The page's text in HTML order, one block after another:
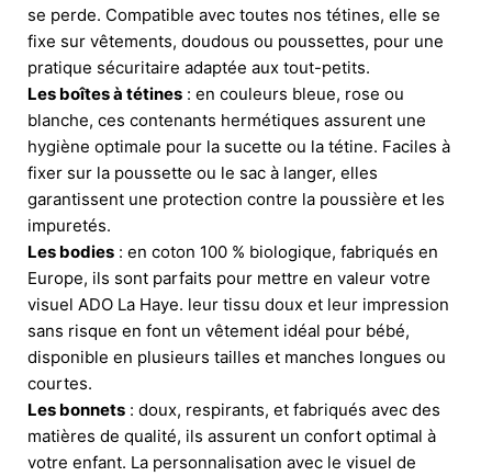
se perde. Compatible avec toutes nos tétines, elle se
fixe sur vêtements, doudous ou poussettes, pour une
pratique sécuritaire adaptée aux tout-petits.
Les boîtes à tétines : en couleurs bleue, rose ou
blanche, ces contenants hermétiques assurent une
hygiène optimale pour la sucette ou la tétine. Faciles à
fixer sur la poussette ou le sac à langer, elles
garantissent une protection contre la poussière et les
impuretés.
Les bodies : en coton 100 % biologique, fabriqués en
Europe, ils sont parfaits pour mettre en valeur votre
visuel ADO La Haye. leur tissu doux et leur impression
sans risque en font un vêtement idéal pour bébé,
disponible en plusieurs tailles et manches longues ou
courtes.
Les bonnets : doux, respirants, et fabriqués avec des
matières de qualité, ils assurent un confort optimal à
votre enfant. La personnalisation avec le visuel de